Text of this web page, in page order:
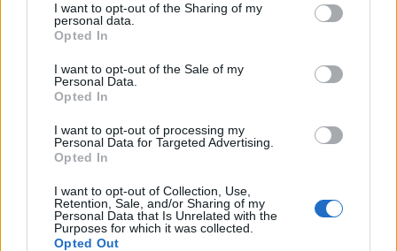
I want to opt-out of the Sharing of my
personal data.
Opted In
I want to opt-out of the Sale of my
Personal Data.
Opted In
I want to opt-out of processing my
Personal Data for Targeted Advertising.
Opted In
I want to opt-out of Collection, Use,
Retention, Sale, and/or Sharing of my
Personal Data that Is Unrelated with the
Purposes for which it was collected.
Opted Out
Losen avviser straffeskyld
ANNONSØRINNHOLD
BÅTMAGASINET